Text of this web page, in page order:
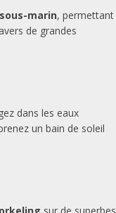
marin, permettant
de grandes
dans les eaux
un bain de soleil